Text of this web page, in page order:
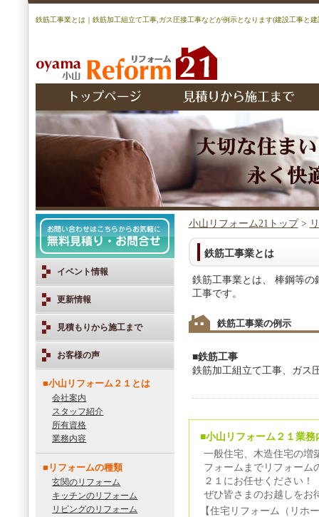
鉄筋工事業とは｜鉄筋加工組立て工事,ガス圧接工事などが例示となります(建設工事と
イベント情報
更新情報
見積もりから施工まで
お客様の声
■小山リフォーム２１とは
会社案内
スタッフ紹介
所有資格
業務内容
■リフォームの種類
玄関のリフォーム
キッチンのリフォーム
リビングのリフォーム
小山リフォーム21トップ>
鉄筋工事業とは
鉄筋工事業とは、 棒鋼等
工事です。
鉄筋工事業の例示
■鉄筋工事
鉄筋加工組立て工事、ガス
■小山リフォーム２１業務
一般住宅、木造住宅の増
フォームまでリフォーム
２１にお任せください！
ぜひ皆さまのお越しをお
【住宅リフォーム（リホ